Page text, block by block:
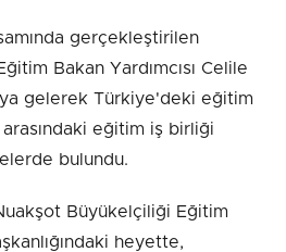
gerçekleştirilen
Bakan Yardımcısı Celile
gelerek Türkiye'deki eğitim
eğitim iş birliği
bulundu.
Büyükelçiliği Eğitim
heyette,